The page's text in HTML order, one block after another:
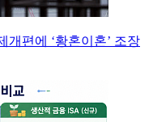
개편에 ‘황혼이혼’ 조장